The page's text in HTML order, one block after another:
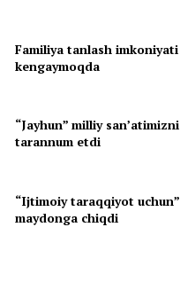
Familiya tanlash imkoniyati
kengaymoqda
“Jayhun” milliy san’atimizni
tarannum etdi
“Ijtimoiy taraqqiyot uchun”
maydonga chiqdi